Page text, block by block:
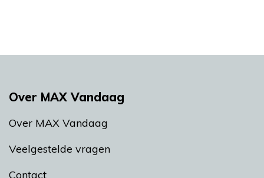
Over MAX Vandaag
Over MAX Vandaag
Veelgestelde vragen
Contact